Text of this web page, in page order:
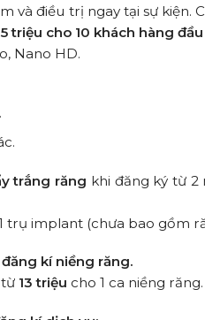
và điều trị ngay tại sự kiện.
triệu cho 10 khách hàng
Nano HD.
trắng răng khi đăng ký từ 2
trụ implant (chưa bao gồm
kí niềng răng.
13 triệu cho 1 ca niềng răng.